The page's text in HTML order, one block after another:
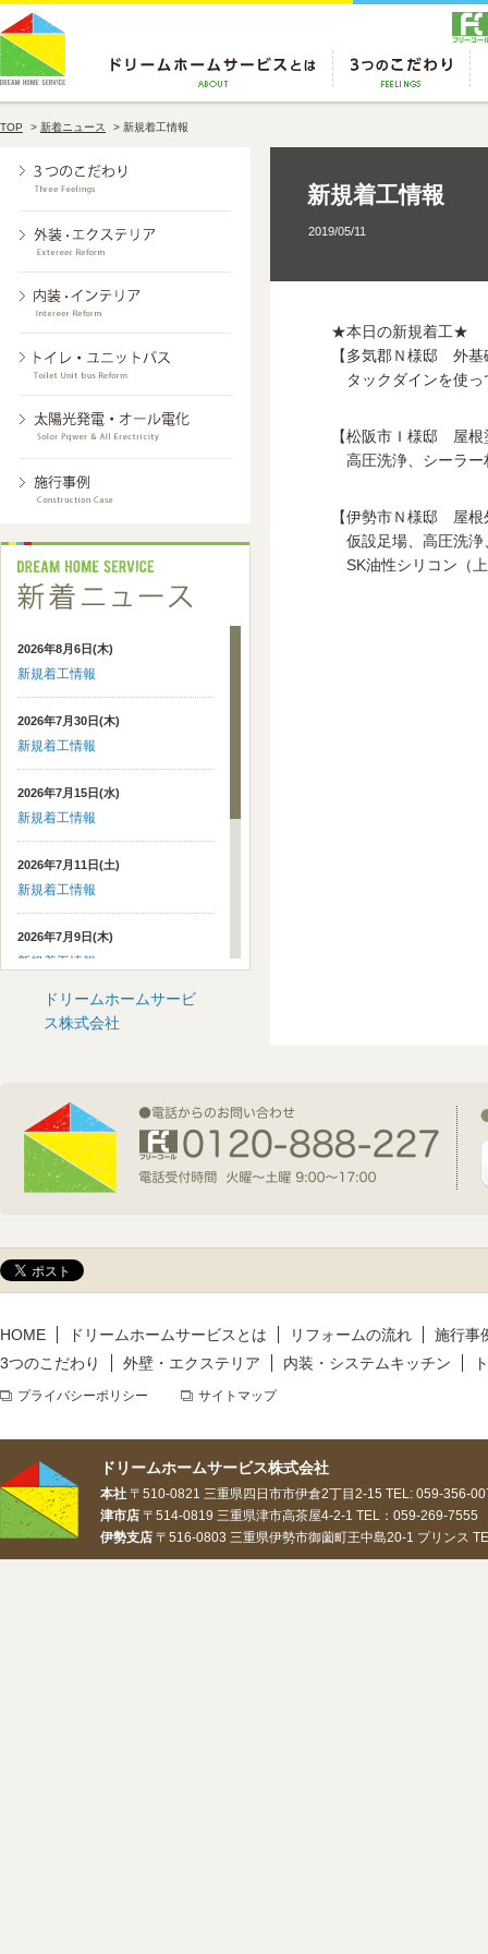
TOP > 新着ニュース > 新規着工情報
2026年8月6日(木)
新規着工情報
2026年7月30日(木)
新規着工情報
2026年7月15日(水)
新規着工情報
2026年7月11日(土)
新規着工情報
2026年7月9日(木)
新規着工情報
2026年7月1日(水)
新規着工情報
新規着工情報
2026年5月14日(木)
新規着工情報
ドリームホームサービ
ス株式会社
新規着工情報
2019/05/11
★本日の新規着工★
【多気郡Ｎ様邸 外
タックダインを使っ
【松阪市Ｉ様邸 屋根
高圧洗浄、シーラー
【伊勢市Ｎ様邸 屋根
仮設足場、高圧洗浄
SK油性シリコン（
HOME ドリームホームサービスとは リフォームの流れ
施行事
3つのこだわり
外壁・エクステリア 内装・システムキッチン
プライバシーポリシー サイトマップ
ドリームホームサービス株式会社
本社 〒510-0821 三重県四日市市伊倉2丁目2-15 TEL: 059-356-
津市店 〒514-0819 三重県津市高茶屋4-2-1 TEL：059-269-
伊勢支店 〒516-0803 三重県伊勢市御薗町王中島20-1 プリンス